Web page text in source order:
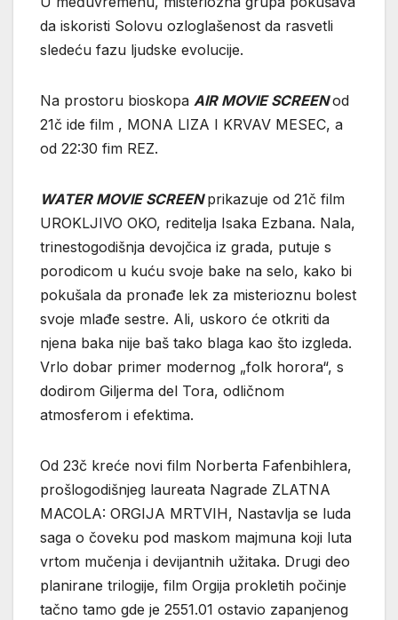
da iskoristi Solovu ozloglašenost da rasvetli
sledeću fazu ljudske evolucije.
Na prostoru bioskopa AIR MOVIE SCREENod
21č ide film , MONA LIZA I KRVAV MESEC, a
od 22:30 fim REZ.
WATER MOVIE SCREENprikazuje od 21č film
UROKLJIVO OKO, reditelja Isaka Ezbana. Nala,
trinestogodišnja devojčica iz grada, putuje s
porodicom u kuću svoje bake na selo, kako bi
pokušala da pronađe lek za misterioznu bolest
svoje mlađe sestre. Ali, uskoro će otkriti da
njena baka nije baš tako blaga kao što izgleda.
Vrlo dobar primer modernog „folk horora“, s
dodirom Giljerma del Tora, odličnom
atmosferom i efektima.
Od 23č kreće novi film Norberta Fafenbihlera,
prošlogodišnjeg laureata Nagrade ZLATNA
MACOLA: ORGIJA MRTVIH, Nastavlja se luda
saga o čoveku pod maskom majmuna koji luta
vrtom mučenja i devijantnih užitaka. Drugi deo
planirane trilogije, film Orgija prokletih počinje
tačno tamo gde je 2551.01 ostavio zapanjenog